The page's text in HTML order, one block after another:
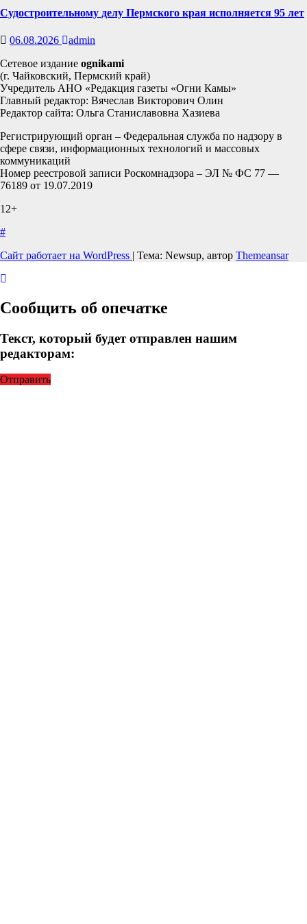
Судостроительному делу Пермского края исполняется 95 лет
06.08.2026
admin
Сетевое издание ognikami
(г. Чайковский, Пермский край)
Учредитель АНО «Редакция газеты «Огни Камы»
Главный редактор: Вячеслав Викторович Олин
Редактор сайта: Ольга Станиславовна Хазиева
Регистрирующий орган – Федеральная служба по надзору в
сфере связи, информационных технологий и массовых
коммуникаций
Номер реестровой записи Роскомнадзора – ЭЛ № ФС 77 —
76189 от 19.07.2019
12+
#
Сайт работает на WordPress | Тема: Newsup, автор Themeansar
Сообщить об опечатке
Текст, который будет отправлен нашим
редакторам:
Отправить